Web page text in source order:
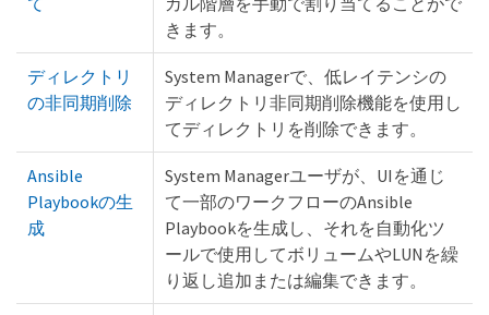
きます。
ディレクトリ
の非同期削除
System Managerで、低レイテンシの
ディレクトリ非同期削除機能を使用し
てディレクトリを削除できます。
Ansible
Playbookの生
成
System Managerユーザが、UIを通じ
て一部のワークフローのAnsible
Playbookを生成し、それを自動化ツ
ールで使用してボリュームやLUNを繰
り返し追加または編集できます。